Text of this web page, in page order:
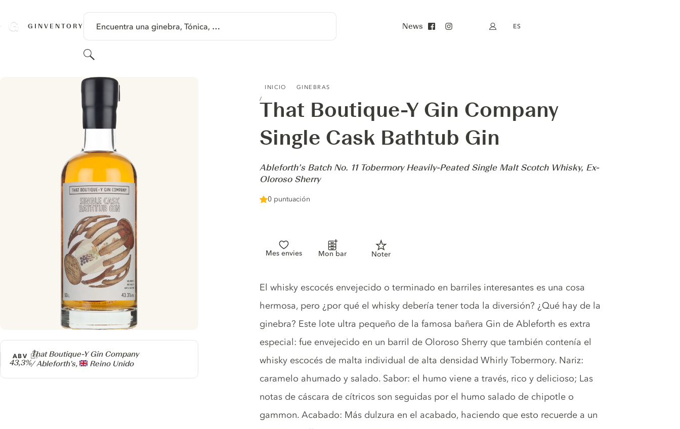
GINVENTORY Encuentra una ginebra, Tónica, …
Buscar
News Mi cuenta
ES
INICIO GINEBRAS
That Boutique-Y Gin Company
Single Cask Bathtub Gin
-
Ableforth’s Batch No. 11 Tobermory Heavily-Peated Single Malt Scotch Whisky, Ex-
Oloroso Sherry
0 puntuación
Mes envies Mon bar Noter
Producer
That Boutique-Y Gin Company
/ Ableforth's,
Reino Unido
ABV
43,3%
Gin description
El whisky escocés envejecido o terminado en barriles interesantes es una cosa
hermosa, pero ¿por qué el whisky debería tener toda la diversión? ¿Qué hay de la
ginebra? Este lote ultra pequeño de la famosa bañera Gin de Ableforth es extra
especial: fue envejecido en un barril de Oloroso Sherry que también contenía el
whisky escocés de malta individual de alta densidad Whirly Tobermory. Nariz:
caramelo ahumado y salado. Sabor: el humo viene a través, rico y delicioso; Las
notas de cáscara de cítricos son seguidas por el humo salado de chipotle o
gammon. Acabado: Más dulzura en el acabado, haciendo que esto recuerde a un